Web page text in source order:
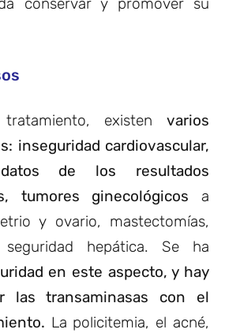
conservar y promover su
existen varios
inseguridad cardiovascular,
de los resultados
tumores ginecológicos a
y ovario, mastectomías,
hepática. Se ha
en este aspecto, y hay
las transaminasas con el
La policitemia, el acné,